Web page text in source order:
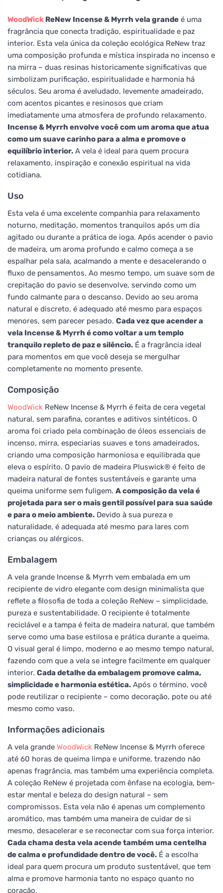
WoodWick ReNew Incense & Myrrh vela grande é uma
fragrância que conecta tradição, espiritualidade e paz
interior. Esta vela única da coleção ecológica ReNew traz
uma composição profunda e mística inspirada no incenso e
na mirra – duas resinas historicamente significativas que
simbolizam purificação, espiritualidade e harmonia há
séculos. Seu aroma é aveludado, levemente amadeirado,
com acentos picantes e resinosos que criam
imediatamente uma atmosfera de profundo relaxamento.
Incense & Myrrh envolve você com um aroma que atua
como um suave carinho para a alma e promove o
equilíbrio interior. A vela é ideal para quem procura
relaxamento, inspiração e conexão espiritual na vida
cotidiana.
Uso
Esta vela é uma excelente companhia para relaxamento
noturno, meditação, momentos tranquilos após um dia
agitado ou durante a prática de ioga. Após acender o pavio
de madeira, um aroma profundo e calmo começa a se
espalhar pela sala, acalmando a mente e desacelerando o
fluxo de pensamentos. Ao mesmo tempo, um suave som de
crepitação do pavio se desenvolve, servindo como um
fundo calmante para o descanso. Devido ao seu aroma
natural e discreto, é adequado até mesmo para espaços
menores, sem parecer pesado. Cada vez que acender a
vela Incense & Myrrh é como voltar a um templo
tranquilo repleto de paz e silêncio. É a fragrância ideal
para momentos em que você deseja se mergulhar
completamente no momento presente.
Composição
WoodWick ReNew Incense & Myrrh é feita de cera vegetal
natural, sem parafina, corantes e aditivos sintéticos. O
aroma foi criado pela combinação de óleos essenciais de
incenso, mirra, especiarias suaves e tons amadeirados,
criando uma composição harmoniosa e equilibrada que
eleva o espírito. O pavio de madeira Pluswick® é feito de
madeira natural de fontes sustentáveis e garante uma
queima uniforme sem fuligem. A composição da vela é
projetada para ser o mais gentil possível para sua saúde
e para o meio ambiente. Devido à sua pureza e
naturalidade, é adequada até mesmo para lares com
crianças ou alérgicos.
Embalagem
A vela grande Incense & Myrrh vem embalada em um
recipiente de vidro elegante com design minimalista que
reflete a filosofia de toda a coleção ReNew – simplicidade,
pureza e sustentabilidade. O recipiente é totalmente
reciclável e a tampa é feita de madeira natural, que também
serve como uma base estilosa e prática durante a queima.
O visual geral é limpo, moderno e ao mesmo tempo natural,
fazendo com que a vela se integre facilmente em qualquer
interior. Cada detalhe da embalagem promove calma,
simplicidade e harmonia estética. Após o término, você
pode reutilizar o recipiente – como decoração, pote ou até
mesmo como vaso.
Informações adicionais
A vela grande WoodWick ReNew Incense & Myrrh oferece
até 60 horas de queima limpa e uniforme, trazendo não
apenas fragrância, mas também uma experiência completa.
A coleção ReNew é projetada com ênfase na ecologia, bem-
estar mental e beleza do design natural – sem
compromissos. Esta vela não é apenas um complemento
aromático, mas também uma maneira de cuidar de si
mesmo, desacelerar e se reconectar com sua força interior.
Cada chama desta vela acende também uma centelha
de calma e profundidade dentro de você. É a escolha
ideal para quem procura um produto sustentável, que tem
alma e promove harmonia tanto no espaço quanto no
coração.